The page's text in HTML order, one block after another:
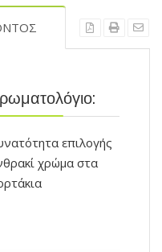
επιλογής
χρώμα στα